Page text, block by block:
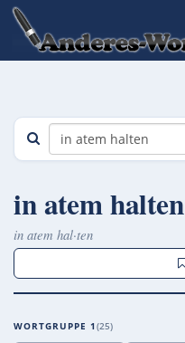
in atem halten
in atem hal·ten
WORTGRUPPE 1 25